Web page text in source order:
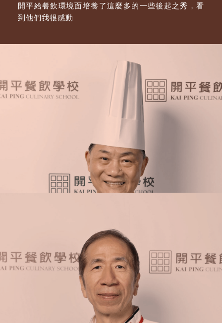
開平給餐飲環境面培養了這麼多的一些後起之秀，看
到他們我很感動